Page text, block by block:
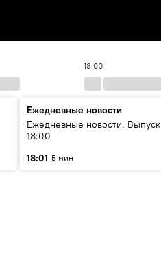
18:00
Ежедневные новости
Ежедневные новости. Выпуск
18:00
18:01 5 мин